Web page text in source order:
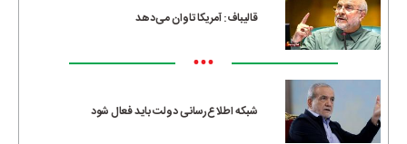
قالیباف: آمریکا تاوان می‌دهد
•••
شبکه اطلاع‌رسانی دولت باید فعال شود